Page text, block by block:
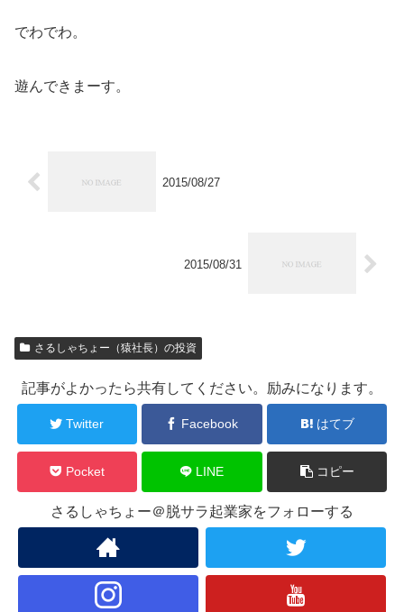
でわでわ。
遊んできまーす。
2015/08/27
2015/08/31
さるしゃちょー（猿社長）の投資
記事がよかったら共有してください。励みになります。
Twitter Facebook はてブ
Pocket LINE コピー
さるしゃちょー＠脱サラ起業家をフォローする